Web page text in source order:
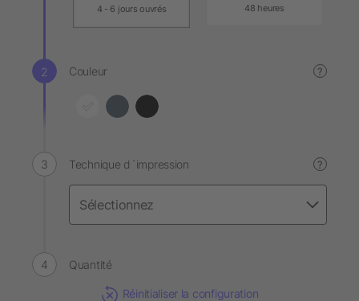
4 - 6 jours ouvrés 48 heures
Couleur ?
Technique d´impression ?
Quantité
Réinitialiser la configuration